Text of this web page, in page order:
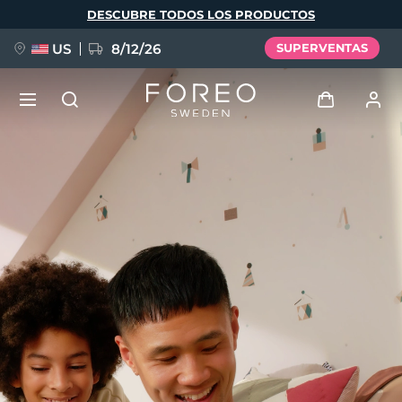
DESCUBRE TODOS LOS PRODUCTOS
US 8/12/26 SUPERVENTAS
Iniciar sesión
Perfil de usuario
Mis pedidos
Mis suscripciones
NUEVO
FAQ™ Pure Beauty-Tech Elixir
BREAKING NEWS
issa™ Teeth Whitening Set
Idioma
English Deutsch
Español
Français
Italiano
Polski
Svenska
Русский
Türkçe
简体中文